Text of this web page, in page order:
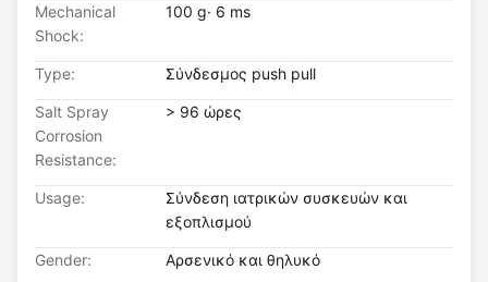
Mechanical
Shock:
100 g· 6 ms
Type: Σύνδεσμος push pull
Salt Spray
Corrosion
Resistance:
> 96 ώρες
Usage:
Σύνδεση ιατρικών συσκευών και
εξοπλισμού
Gender: Αρσενικό και θηλυκό